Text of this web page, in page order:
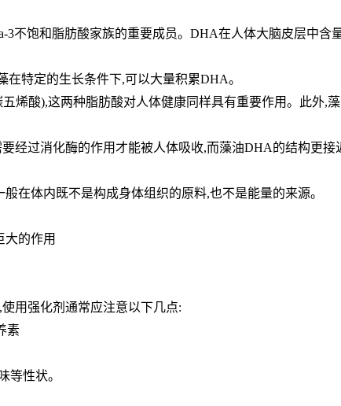
不饱和脂肪酸家族的重要成员。DHA在人体大脑皮层中含
特定的生长条件下,可以大量积累DHA。
烯酸),这两种脂肪酸对人体健康同样具有重要作用。此外,
过消化酶的作用才能被人体吸收,而藻油DHA的结构更接
在体内既不是构成身体组织的原料,也不是能量的来源。
大的作用
用强化剂通常应注意以下几点:
素
等性状。